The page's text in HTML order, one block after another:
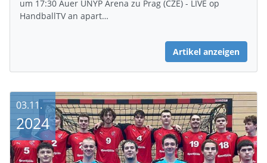
um 17:30 Auer UNYP Arena zu Prag (CZE) - LIVE op
HandballTV an apart…
Artikel anzeigen
03.11.
2024